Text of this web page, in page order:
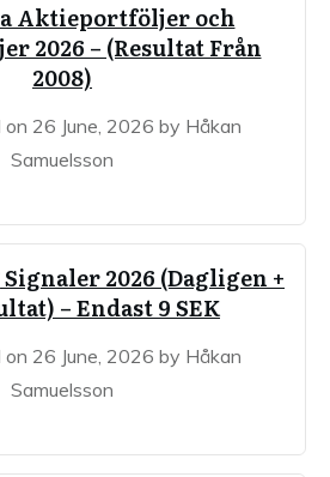
Aktieportföljer och
2026 – (Resultat Från
2008)
26 June, 2026 by Håkan
Samuelsson
2026 (Dagligen +
– Endast 9 SEK
26 June, 2026 by Håkan
Samuelsson